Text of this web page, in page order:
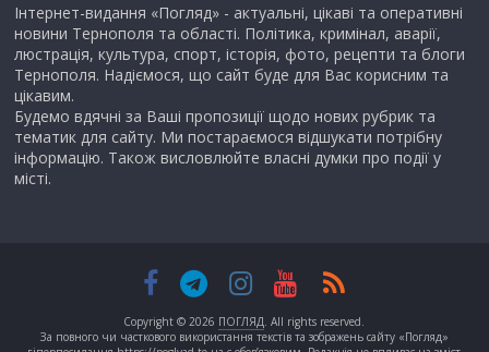
Інтернет-видання «Погляд» - актуальні, цікаві та оперативні
новини Тернополя та області. Політика, кримінал, аварії,
люстрація, культура, спорт, історія, фото, рецепти та блоги
Тернополя. Надіємося, що сайт буде для Вас корисним та
цікавим.
Будемо вдячні за Ваші пропозиції щодо нових рубрик та
тематик для сайту. Ми постараємося відшукати потрібну
інформацію. Також висловлюйте власні думки про події у
місті.
Copyright © 2026 ПОГЛЯД . All rights reserved.
За повного чи часткового використання текстів та зображень сайту «Погляд»